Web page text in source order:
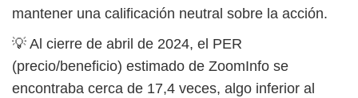
mantener una calificación neutral sobre la acción.
💡 Al cierre de abril de 2024, el PER
(precio/beneficio) estimado de ZoomInfo se
encontraba cerca de 17,4 veces, algo inferior al